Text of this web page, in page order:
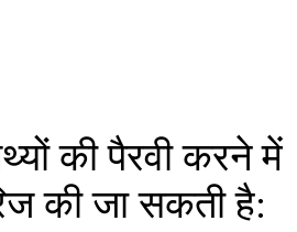
की पैरवी करने में
की जा सकती है: